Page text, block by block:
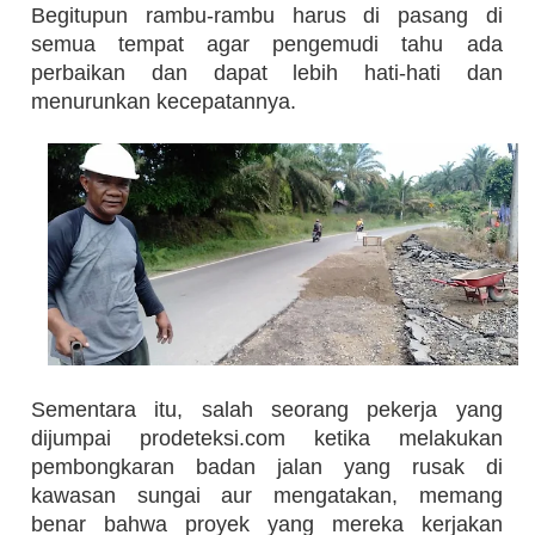
Begitupun rambu-rambu harus di pasang di
semua tempat agar pengemudi tahu ada
perbaikan dan dapat lebih hati-hati dan
menurunkan kecepatannya.
Sementara itu, salah seorang pekerja yang
dijumpai prodeteksi.com ketika melakukan
pembongkaran badan jalan yang rusak di
kawasan sungai aur mengatakan, memang
benar bahwa proyek yang mereka kerjakan